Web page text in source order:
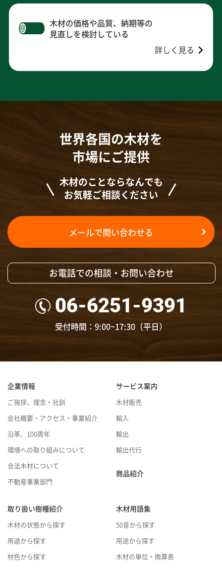
木材の価格や品質、納期等の
見直しを検討している
詳しく見る
世界各国の木材を
市場にご提供
木材のことならなんでも
お気軽ご相談ください
お電話での相談・お問い合わせ
06-6251-9391
受付時間：9:00~17:30（平日）
メールで問い合わせる
企業情報
ご挨拶、理念・社訓
会社概要・アクセス・事業紹介
沿革、100周年
環境への取り組みについて
合法木材について
不動産事業部門
サービス案内
木材販売
輸入
輸出
輸出代行
商品紹介
取り扱い樹種紹介
木材の状態から探す
用途から探す
材色から探す
木材用語集
50音から探す
用途から探す
木材の単位・換算表